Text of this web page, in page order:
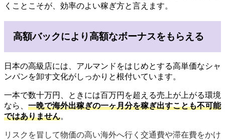
くことこそが、効率のよい稼ぎ方と言えます。
高額バックにより高額なボーナスをもらえる
日本の高級店には、アルマンドをはじめとする高単価なシャ
ンパンを卸す文化がしっかりと根付いています。
一本で数十万円、ときには百万円を超える売上が上がる環境
なら、 一晩で海外出稼ぎの一ヶ月分を稼ぎ出すことも不可能
ではありません。
リスクを冒して物価の高い海外へ行く交通費や滞在費をかけ